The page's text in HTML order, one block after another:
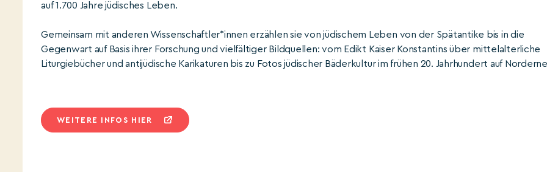
auf 1.700 Jahre jüdisches Leben.
Gemeinsam mit anderen Wissenschaftler*innen erzählen sie von jüdischem Leben von der Spätantike bis in die
Gegenwart auf Basis ihrer Forschung und vielfältiger Bildquellen: vom Edikt Kaiser Konstantins über mittelalterliche
Liturgiebücher und antijüdische Karikaturen bis zu Fotos jüdischer Bäderkultur im frühen 20. Jahrhundert auf
WEITERE INFOS HIER